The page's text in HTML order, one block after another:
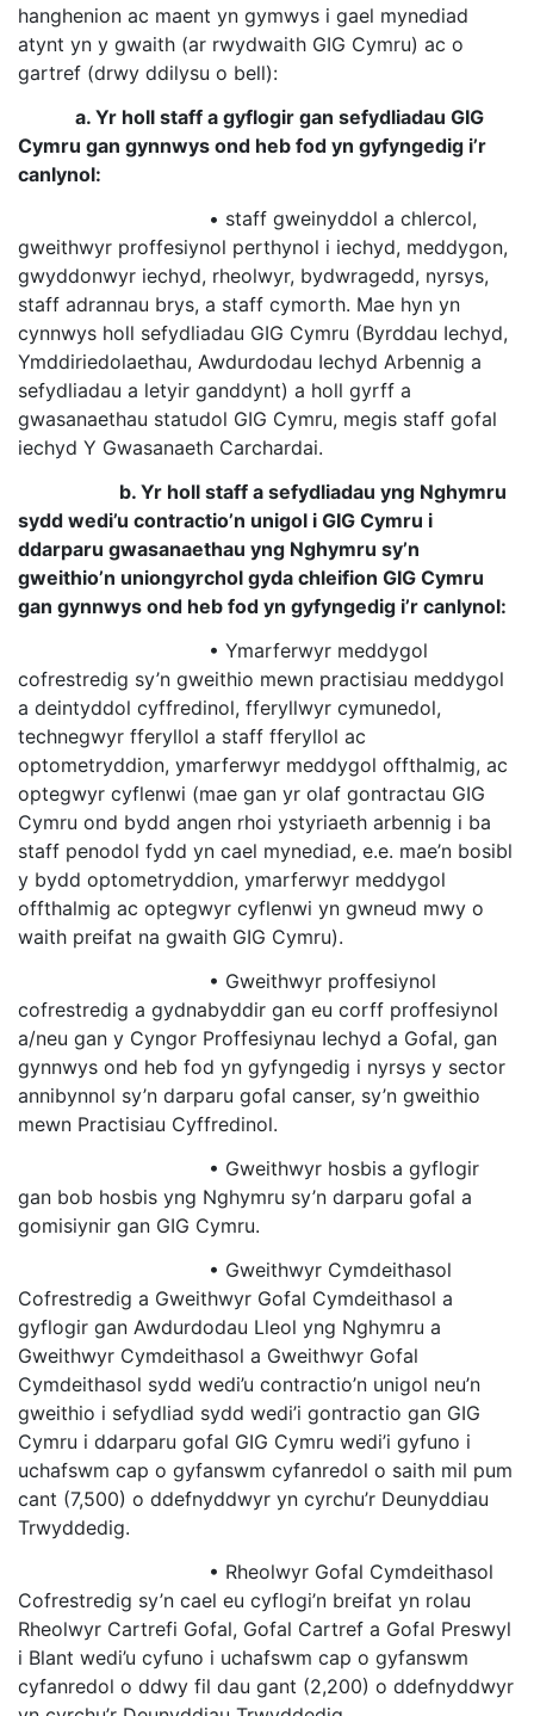
hanghenion ac maent yn gymwys i gael mynediad
atynt yn y gwaith (ar rwydwaith GIG Cymru) ac o
gartref (drwy ddilysu o bell):
a. Yr holl staff a gyflogir gan sefydliadau GIG
Cymru gan gynnwys ond heb fod yn gyfyngedig i’r
canlynol:
• staff gweinyddol a chlercol,
gweithwyr proffesiynol perthynol i iechyd, meddygon,
gwyddonwyr iechyd, rheolwyr, bydwragedd, nyrsys,
staff adrannau brys, a staff cymorth. Mae hyn yn
cynnwys holl sefydliadau GIG Cymru (Byrddau Iechyd,
Ymddiriedolaethau, Awdurdodau Iechyd Arbennig a
sefydliadau a letyir ganddynt) a holl gyrff a
gwasanaethau statudol GIG Cymru, megis staff gofal
iechyd Y Gwasanaeth Carchardai.
b. Yr holl staff a sefydliadau yng Nghymru
sydd wedi’u contractio’n unigol i GIG Cymru i
ddarparu gwasanaethau yng Nghymru sy’n
gweithio’n uniongyrchol gyda chleifion GIG Cymru
gan gynnwys ond heb fod yn gyfyngedig i’r canlynol:
• Ymarferwyr meddygol
cofrestredig sy’n gweithio mewn practisiau meddygol
a deintyddol cyffredinol, fferyllwyr cymunedol,
technegwyr fferyllol a staff fferyllol ac
optometryddion, ymarferwyr meddygol offthalmig, ac
optegwyr cyflenwi (mae gan yr olaf gontractau GIG
Cymru ond bydd angen rhoi ystyriaeth arbennig i ba
staff penodol fydd yn cael mynediad, e.e. mae’n bosibl
y bydd optometryddion, ymarferwyr meddygol
offthalmig ac optegwyr cyflenwi yn gwneud mwy o
waith preifat na gwaith GIG Cymru).
• Gweithwyr proffesiynol
cofrestredig a gydnabyddir gan eu corff proffesiynol
a/neu gan y Cyngor Proffesiynau Iechyd a Gofal, gan
gynnwys ond heb fod yn gyfyngedig i nyrsys y sector
annibynnol sy’n darparu gofal canser, sy’n gweithio
mewn Practisiau Cyffredinol.
• Gweithwyr hosbis a gyflogir
gan bob hosbis yng Nghymru sy’n darparu gofal a
gomisiynir gan GIG Cymru.
• Gweithwyr Cymdeithasol
Cofrestredig a Gweithwyr Gofal Cymdeithasol a
gyflogir gan Awdurdodau Lleol yng Nghymru a
Gweithwyr Cymdeithasol a Gweithwyr Gofal
Cymdeithasol sydd wedi’u contractio’n unigol neu’n
gweithio i sefydliad sydd wedi’i gontractio gan GIG
Cymru i ddarparu gofal GIG Cymru wedi’i gyfuno i
uchafswm cap o gyfanswm cyfanredol o saith mil pum
cant (7,500) o ddefnyddwyr yn cyrchu’r Deunyddiau
Trwyddedig.
• Rheolwyr Gofal Cymdeithasol
Cofrestredig sy’n cael eu cyflogi’n breifat yn rolau
Rheolwyr Cartrefi Gofal, Gofal Cartref a Gofal Preswyl
i Blant wedi’u cyfuno i uchafswm cap o gyfanswm
cyfanredol o ddwy fil dau gant (2,200) o ddefnyddwyr